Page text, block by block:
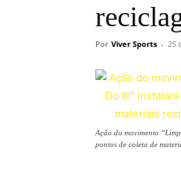
Por Viver Sports - 25
Ação do movimento
pontos de coleta de